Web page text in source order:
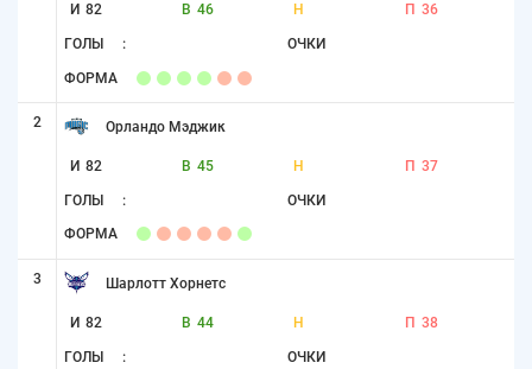
И 82 В 46 Н П 36
ГОЛЫ : ОЧКИ
ФОРМА
2 Орландо Мэджик
И 82 В 45 Н П 37
ГОЛЫ : ОЧКИ
ФОРМА
3 Шарлотт Хорнетс
И 82 В 44 Н П 38
ГОЛЫ : ОЧКИ